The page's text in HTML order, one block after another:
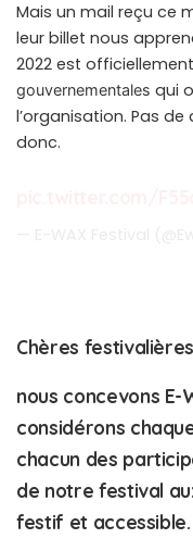
Mais un mail reçu ce
leur billet nous
2022 est
gouvernementales qui
l’organisation. Pas
donc.
Chères
nous concevons
considérons
chacun des
de notre festival
festif et accessible.